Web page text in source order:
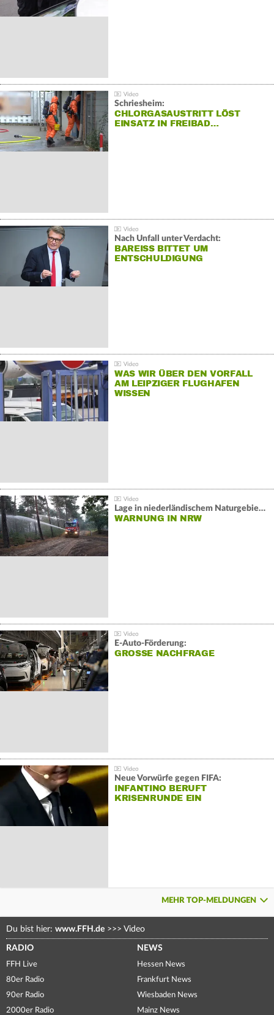
Schriesheim:
CHLORGASAUSTRITT LÖST
EINSATZ IN FREIBAD…
Nach Unfall unter Verdacht:
BAREISS BITTET UM E
NTSCHULDIGUNG
WAS WIR ÜBER DEN VORFALL
AM LEIPZIGER FLUGHAFEN
WISSEN
Lage in niederländischem Naturgebiet stabil
WARNUNG IN NRW
E-Auto-Förderung:
GROSSE NACHFRAGE
Neue Vorwürfe gegen FIFA:
INFANTINO BERUFT
KRISENRUNDE EIN
MEHR TOP-MELDUNGEN
Du bist hier: www.FFH.de >>> Video
RADIO
FFH Live
80er Radio
90er Radio
2000er Radio
NEWS
Hessen News
Frankfurt News
Wiesbaden News
Mainz News